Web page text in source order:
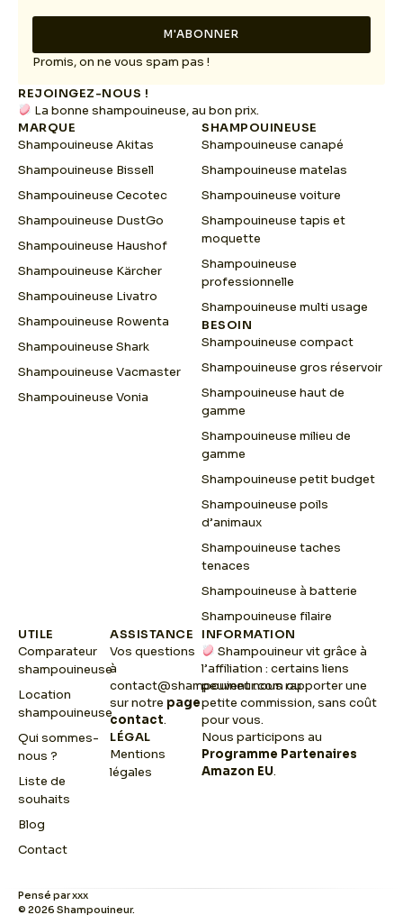
a
l
E
m
a
i
l
M'ABONNER
Promis, on ne vous spam pas !
REJOINGEZ-NOUS !
La bonne shampouineuse, au bon prix.
MARQUE
Shampouineuse Akitas
Shampouineuse Bissell
Shampouineuse Cecotec
Shampouineuse DustGo
Shampouineuse Haushof
Shampouineuse Kärcher
Shampouineuse Livatro
Shampouineuse Rowenta
Shampouineuse Shark
Shampouineuse Vacmaster
Shampouineuse Vonia
SHAMPOUINEUSE
Shampouineuse canapé
Shampouineuse matelas
Shampouineuse voiture
Shampouineuse tapis et
moquette
Shampouineuse
professionnelle
Shampouineuse multi usage
BESOIN
Shampouineuse compact
Shampouineuse gros réservoir
Shampouineuse haut de
gamme
Shampouineuse milieu de
gamme
Shampouineuse petit budget
Shampouineuse poils
d’animaux
Shampouineuse taches
tenaces
Shampouineuse à batterie
Shampouineuse filaire
UTILE
Comparateur
shampouineuse
Location
shampouineuse
Qui sommes-
nous ?
Liste de
souhaits
Blog
Contact
ASSISTANCE
Vos questions
à
contact@shampouineur.comou
sur notre page
contact.
LÉGAL
Mentions
légales
INFORMATION
Shampouineur vit grâce à
l’affiliation : certains liens
peuvent nous rapporter une
petite commission, sans coût
pour vous.
Nous participons au
Programme Partenaires
Amazon EU.
Pensé par xxx
© 2026 Shampouineur.